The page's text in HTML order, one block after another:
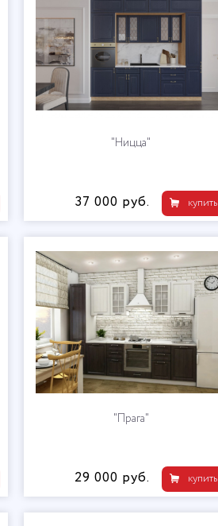
"Ницца"
купить
37 000 руб.
"Прага"
купить
29 000 руб.